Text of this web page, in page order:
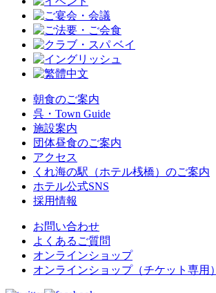
朝食のご案内
呉・Town Guide
施設案内
団体昼食のご案内
アクセス
くれ海の駅（ホテル桟橋）のご案内
ホテル公式SNS
採用情報
お問い合わせ
よくあるご質問
オンラインショップ
オンラインショップ（チケット専用）